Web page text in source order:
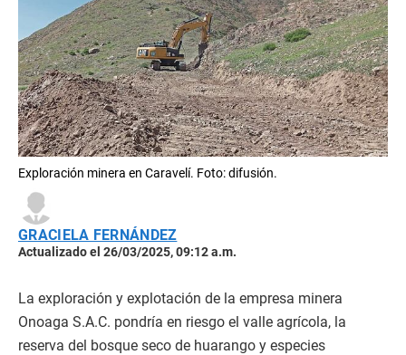
Exploración minera en Caravelí. Foto: difusión.
GRACIELA FERNÁNDEZ
Actualizado el 26/03/2025, 09:12 a.m.
La exploración y explotación de la empresa minera
Onoaga S.A.C. pondría en riesgo el valle agrícola, la
reserva del bosque seco de huarango y especies